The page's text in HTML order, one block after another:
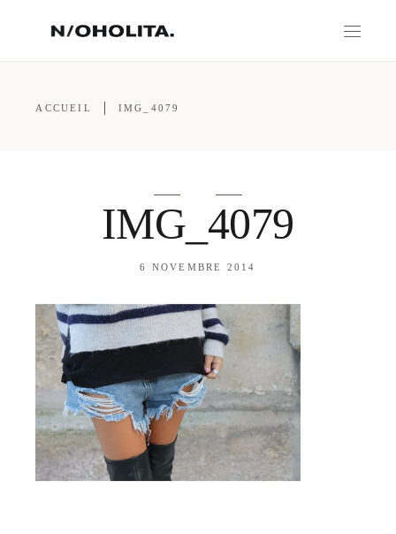
ACCUEIL IMG_4079
IMG_4079
6 NOVEMBRE 2014